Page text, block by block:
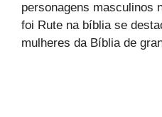
personagens masculinos
foi Rute na bíblia se
mulheres da Bíblia de